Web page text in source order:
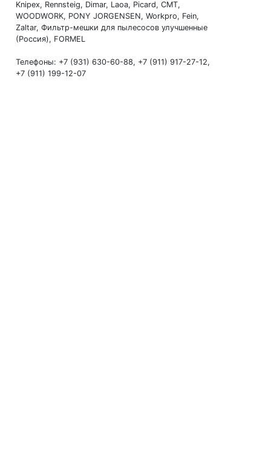
Knipex, Rennsteig, Dimar, Laoa, Picard, CMT,
WOODWORK, PONY JORGENSEN, Workpro, Fein,
Zaltar, Фильтр-мешки для пылесосов улучшенные
(Россия), FORMEL
Телефоны: +7 (931) 630-60-88, +7 (911) 917-27-12,
+7 (911) 199-12-07